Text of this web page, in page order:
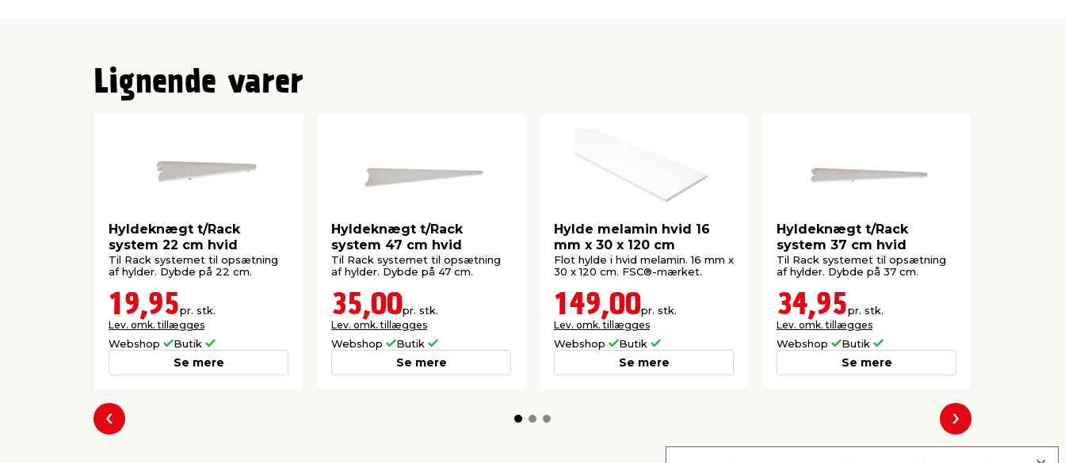
Lignende varer
Hyldeknægt t/Rack
system 22 cm hvid
Til Rack systemet til opsætning
af hylder. Dybde på 22 cm.
19,95pr. stk.
Lev. omk. tillægges
Webshop Butik
Se mere
Hyldeknægt t/Rack
system 47 cm hvid
Til Rack systemet til opsætning
af hylder. Dybde på 47 cm.
35,00pr. stk.
Lev. omk. tillægges
Webshop Butik
Se mere
Hylde melamin hvid 16
mm x 30 x 120 cm
Flot hylde i hvid melamin. 16 mm x
30 x 120 cm. FSC®-mærket.
149,00pr. stk.
Lev. omk. tillægges
Webshop Butik
Se mere
Hyldeknægt t/Rack
system 37 cm hvid
Til Rack systemet til opsætning
af hylder. Dybde på 37 cm.
34,95pr. stk.
Lev. omk. tillægges
Webshop Butik
Se mere
Forrige Næste